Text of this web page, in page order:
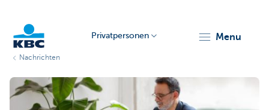
Privatpersonen menu
Nachrichten